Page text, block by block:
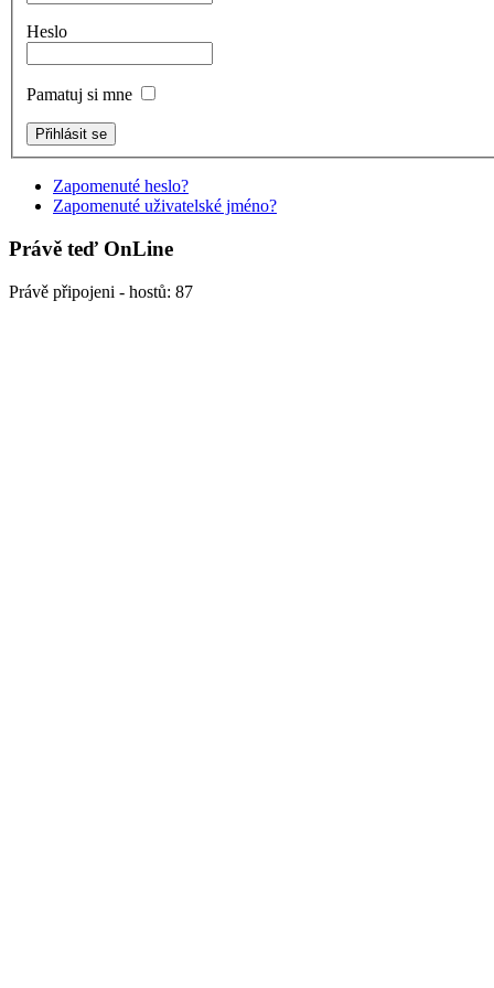
Heslo
Pamatuj si mne
Zapomenuté heslo?
Zapomenuté uživatelské jméno?
Právě teď OnLine
Právě připojeni - hostů: 87